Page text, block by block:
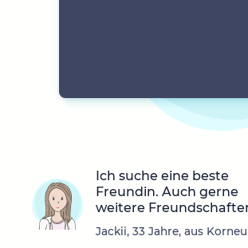
Ich suche eine beste
Freundin. Auch gerne
weitere
Jackii, 33 Jahre, aus